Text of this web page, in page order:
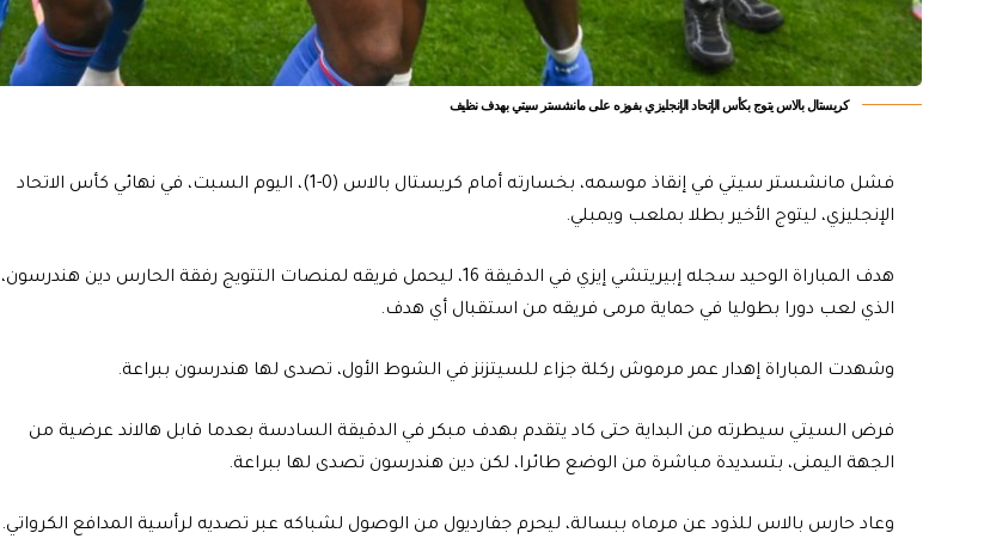
كريستال بالاس يتوج بكأس الإتحاد الإنجليزي بفوزه على مانشستر سيتي بهدف نظيف
فشل مانشستر سيتي في إنقاذ موسمه، بخسارته أمام كريستال بالاس (0-1)، اليوم السبت، في نهائي كأس الاتحاد
الإنجليزي، ليتوج الأخير بطلا بملعب ويمبلي.
هدف المباراة الوحيد سجله إبيريتشي إيزي في الدقيقة 16، ليحمل فريقه لمنصات التتويج رفقة الحارس دين هندرسون،
الذي لعب دورا بطوليا في حماية مرمى فريقه من استقبال أي هدف.
وشهدت المباراة إهدار عمر مرموش ركلة جزاء للسيتزنز في الشوط الأول، تصدى لها هندرسون ببراعة.
فرض السيتي سيطرته من البداية حتى كاد يتقدم بهدف مبكر في الدقيقة السادسة بعدما قابل هالاند عرضية من
الجهة اليمنى، بتسديدة مباشرة من الوضع طائرا، لكن دين هندرسون تصدى لها ببراعة.
وعاد حارس بالاس للذود عن مرماه ببسالة، ليحرم جفارديول من الوصول لشباكه عبر تصديه لرأسية المدافع الكرواتي.